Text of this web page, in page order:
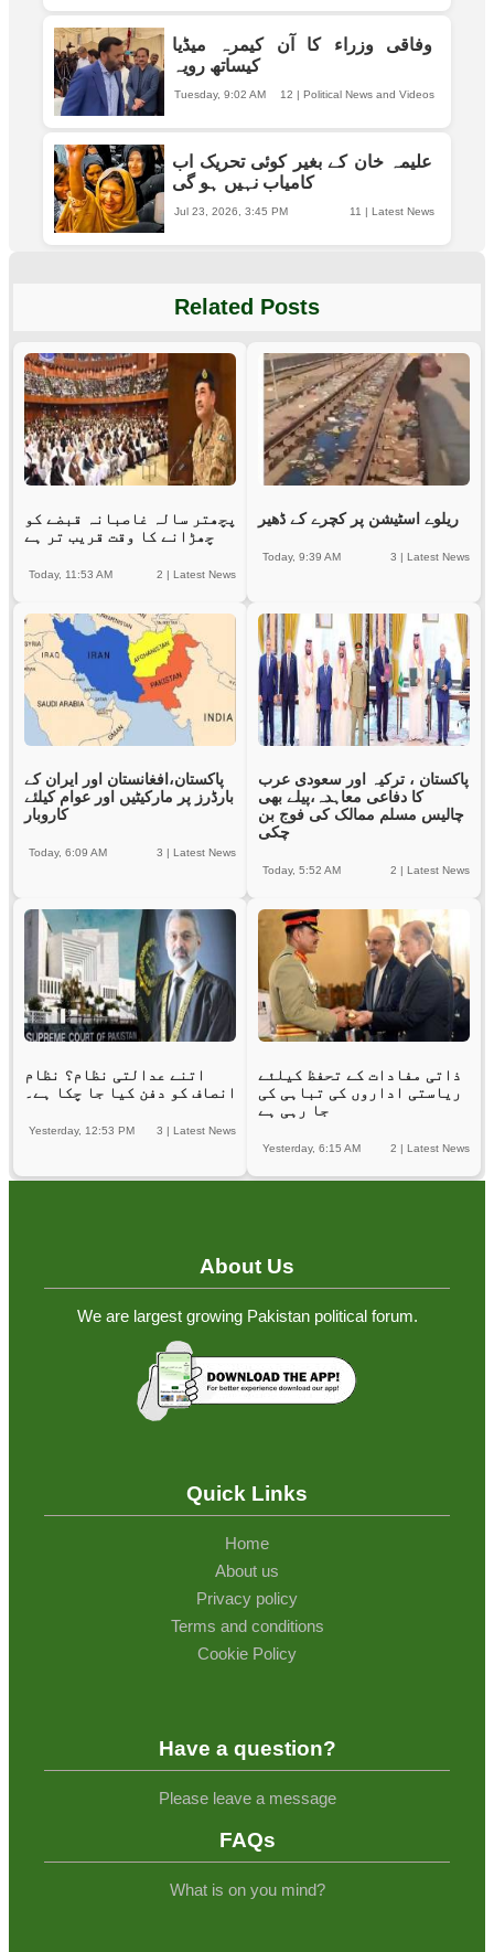
وفاقی وزراء کا آن کیمرہ میڈیا
کیساتھ رویہ
12 | Political News and Videos
Tuesday, 9:02 AM
علیمہ خان کے بغیر کوئی تحریک اب
کامیاب نہیں ہو گی
11 | Latest News
Jul 23, 2026, 3:45 PM
Related Posts
پچھتر سالہ غاصبانہ قبضے کو
چھڑانے کا وقت قریب تر ہے
2 | Latest News
Today, 11:53 AM
ریلوے اسٹیشن پر کچرے کے ڈھیر
3 | Latest News
Today, 9:39 AM
پاکستان،افغانستان اور ایران کے
بارڈرز پر مارکیٹیں اور عوام کیلئے
کاروبار
3 | Latest News
Today, 6:09 AM
پاکستان ، ترکیہ اور سعودی عرب
کا دفاعی معاہدہ،پیلے بھی
چالیس مسلم ممالک کی فوج بن
چکی
2 | Latest News
Today, 5:52 AM
اتنے عدالتی نظام؟ نظام
انصاف کو دفن کیا جا چکا ہے۔
3 | Latest News
Yesterday, 12:53 PM
ذاتی مفادات کے تحفظ کیلئے
ریاستی اداروں کی تباہی کی
جا رہی ہے
2 | Latest News
Yesterday, 6:15 AM
About Us
We are largest growing Pakistan political forum.
Quick Links
Home
About us
Privacy policy
Terms and conditions
Cookie Policy
Have a question?
Please leave a message
FAQs
What is on you mind?